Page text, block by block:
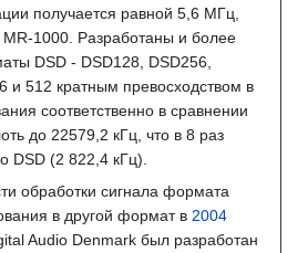
получается равной 5,6 МГц,
1000. Разработаны и более
DSD - DSD128, DSD256,
и 512 кратным превосходством в
соответственно в сравнении
до 22579,2 кГц, что в 8 раз
DSD (2 822,4 кГц).
обработки сигнала формата
в другой формат в 2004
Audio Denmark был разработан